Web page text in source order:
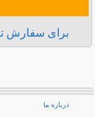
برای سفارش
درباره ما